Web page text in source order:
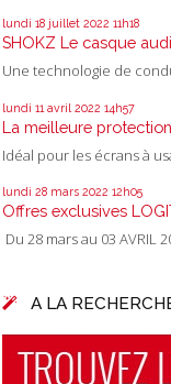
lundi 18 juillet 2022 11h18
SHOKZ Le casque
Une technologie de
lundi 11 avril 2022 14h57
La meilleure
Idéal pour les écrans à
lundi 28 mars 2022 12h05
Offres exclusives
Du 28 mars au 03 AVRIL
A LA